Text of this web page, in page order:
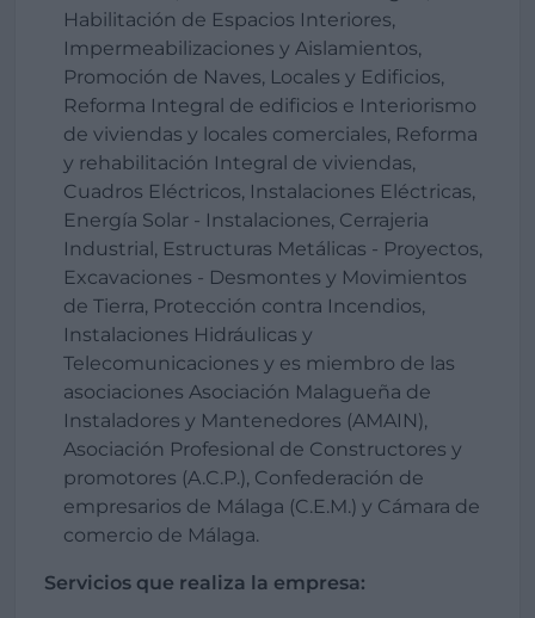
Habilitación de Espacios Interiores,
Impermeabilizaciones y Aislamientos,
Promoción de Naves, Locales y Edificios,
Reforma Integral de edificios e Interiorismo
de viviendas y locales comerciales, Reforma
y rehabilitación Integral de viviendas,
Cuadros Eléctricos, Instalaciones Eléctricas,
Energía Solar - Instalaciones, Cerrajeria
Industrial, Estructuras Metálicas - Proyectos,
Excavaciones - Desmontes y Movimientos
de Tierra, Protección contra Incendios,
Instalaciones Hidráulicas y
Telecomunicaciones y es miembro de las
asociaciones Asociación Malagueña de
Instaladores y Mantenedores (AMAIN),
Asociación Profesional de Constructores y
promotores (A.C.P.), Confederación de
empresarios de Málaga (C.E.M.) y Cámara de
comercio de Málaga.
Servicios que realiza la empresa: